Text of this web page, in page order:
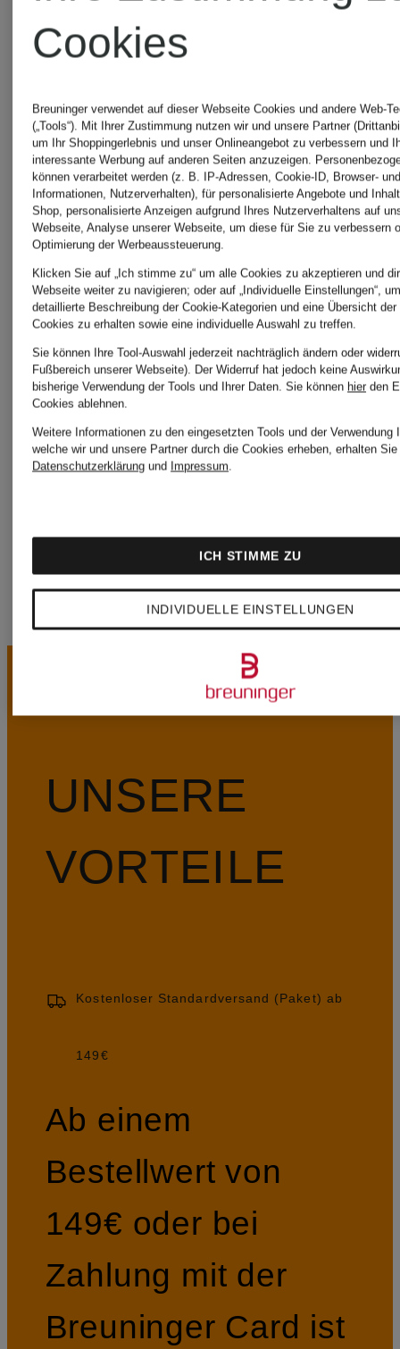
Marc
O'Polo
MCM
MONCLER
MOOSE
KNUCKLES
Boots
windsor.
UNSERE
VORTEILE
Kostenloser Standardversand (Paket) ab
149€
Ab einem
Bestellwert von
149€ oder bei
Zahlung mit der
Breuninger Card ist
Cookies
Breuninger verwendet auf dieser Webseite Cookies und andere Web-
(„Tools“). Mit Ihrer Zustimmung nutzen wir und unsere Partner
um Ihr Shoppingerlebnis und unser Onlineangebot zu verbessern und
interessante Werbung auf anderen Seiten anzuzeigen.
können verarbeitet werden (z. B. IP-Adressen, Cookie-ID, Browser-
Informationen, Nutzerverhalten), für personalisierte Angebote und
Shop, personalisierte Anzeigen aufgrund Ihres Nutzerverhaltens auf
Webseite, Analyse unserer Webseite, um diese für Sie zu verbessern
Optimierung der Werbeaussteuerung.
Klicken Sie auf „Ich stimme zu“ um alle Cookies zu akzeptieren und
Webseite weiter zu navigieren; oder auf „Individuelle Einstellungen“,
detaillierte Beschreibung der Cookie-Kategorien und eine Übersicht
Cookies zu erhalten sowie eine individuelle Auswahl zu treffen.
Sie können Ihre Tool-Auswahl jederzeit nachträglich ändern oder
Fußbereich unserer Webseite). Der Widerruf hat jedoch keine
bisherige Verwendung der Tools und Ihrer Daten. Sie können hier den
Cookies ablehnen.
Weitere Informationen zu den eingesetzten Tools und der Verwendung
welche wir und unsere Partner durch die Cookies erheben, erhalten
Datenschutzerklärung und Impressum.
INDIVIDUELLE EINSTELLUNGEN
ICH STIMME ZU